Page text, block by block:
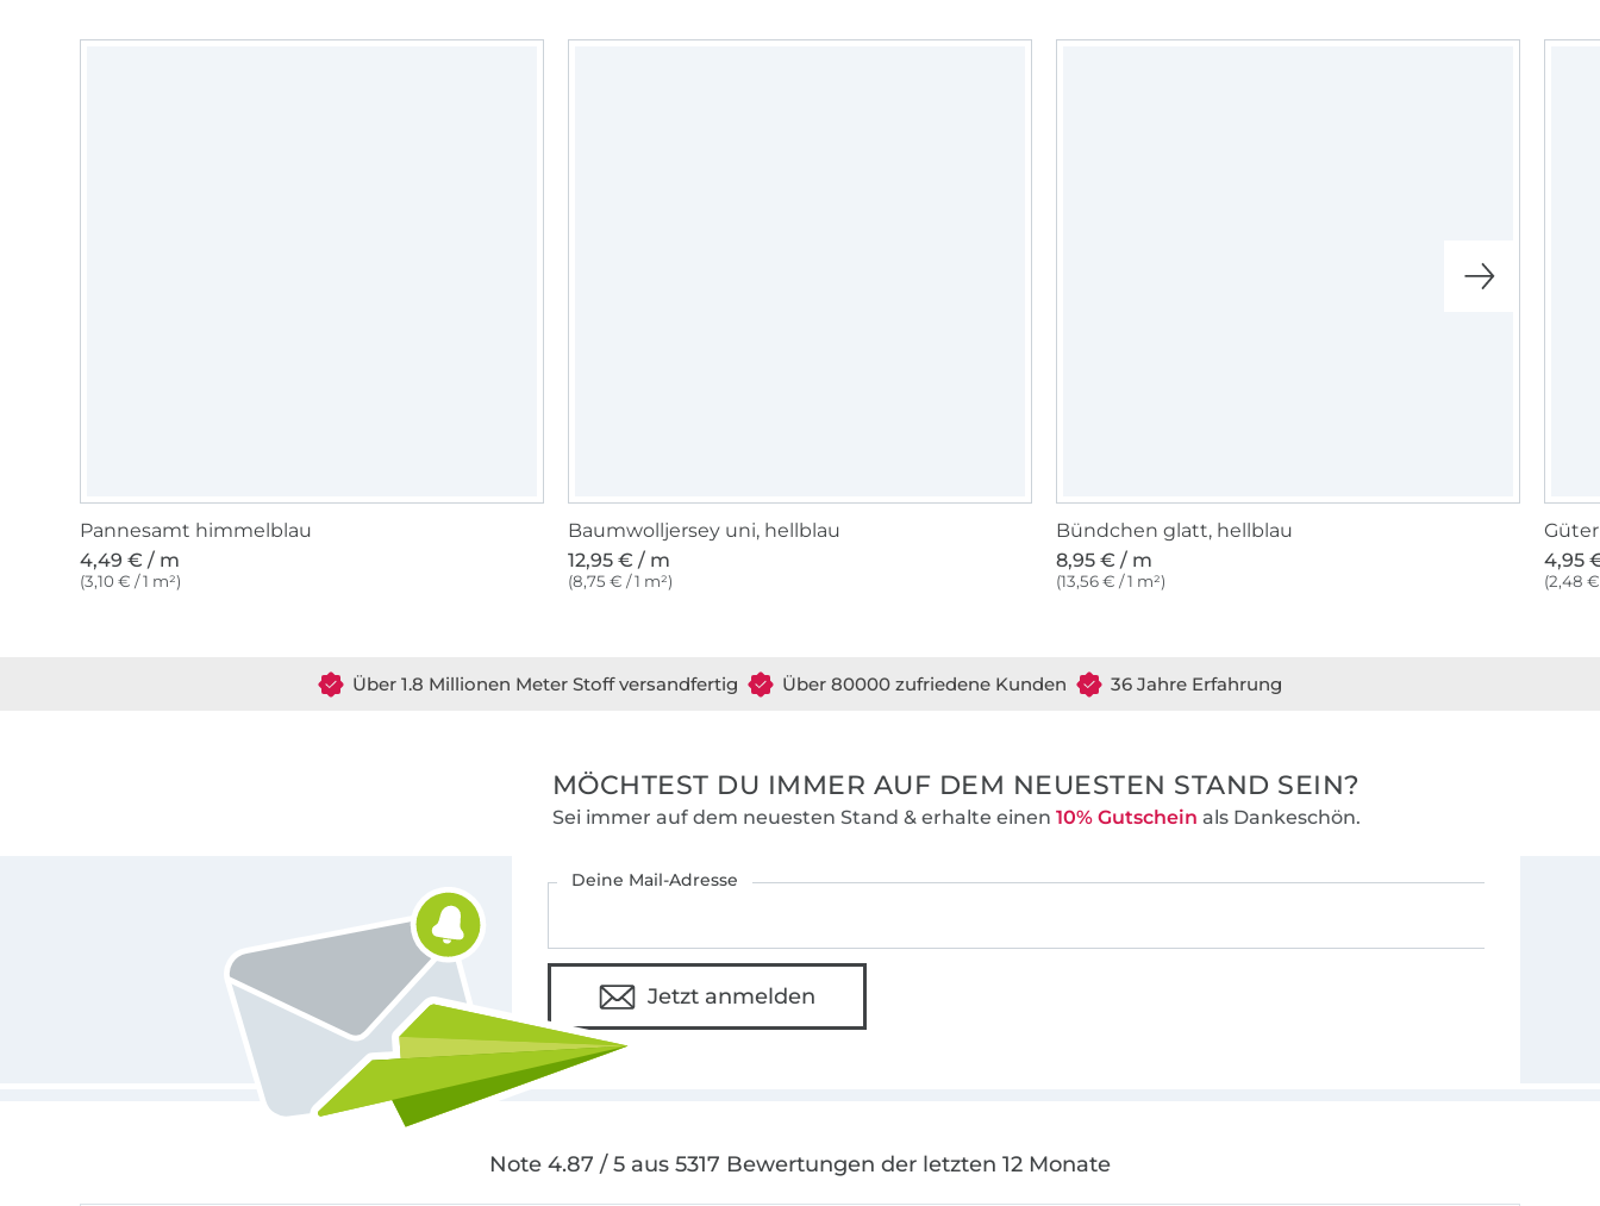
Pannesamt himmelblau
4,49 € / m
(3,10 € / 1 m²)
Baumwolljersey uni, hellblau
12,95 € / m
(8,75 € / 1 m²)
Bündchen glatt, hellblau
8,95 € / m
(13,56 € / 1 m²)
4,95
(2,48
Über 1.8 Millionen Meter Stoff versandfertig Über 80000 zufriedene Kunden 36 Jahre Erfahrung
MÖCHTEST DU IMMER AUF DEM NEUESTEN STAND SEIN?
Sei immer auf dem neuesten Stand & erhalte einen 10% Gutschein als Dankeschön.
Deine Mail-Adresse
Jetzt anmelden
Note 4.87 / 5 aus 5317 Bewertungen der letzten 12 Monate